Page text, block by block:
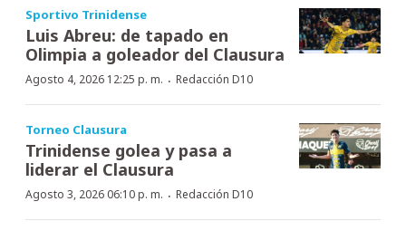
Sportivo Trinidense
Luis Abreu: de tapado en
Olimpia a goleador del Clausura
Agosto 4, 2026 12:25 p. m. · Redacción D10
Torneo Clausura
Trinidense golea y pasa a
liderar el Clausura
Agosto 3, 2026 06:10 p. m. · Redacción D10